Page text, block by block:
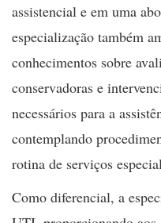
assistencial e em uma
especialização também
conhecimentos sobre
conservadoras e
necessários para a
contemplando
rotina de serviços
Como diferencial, a